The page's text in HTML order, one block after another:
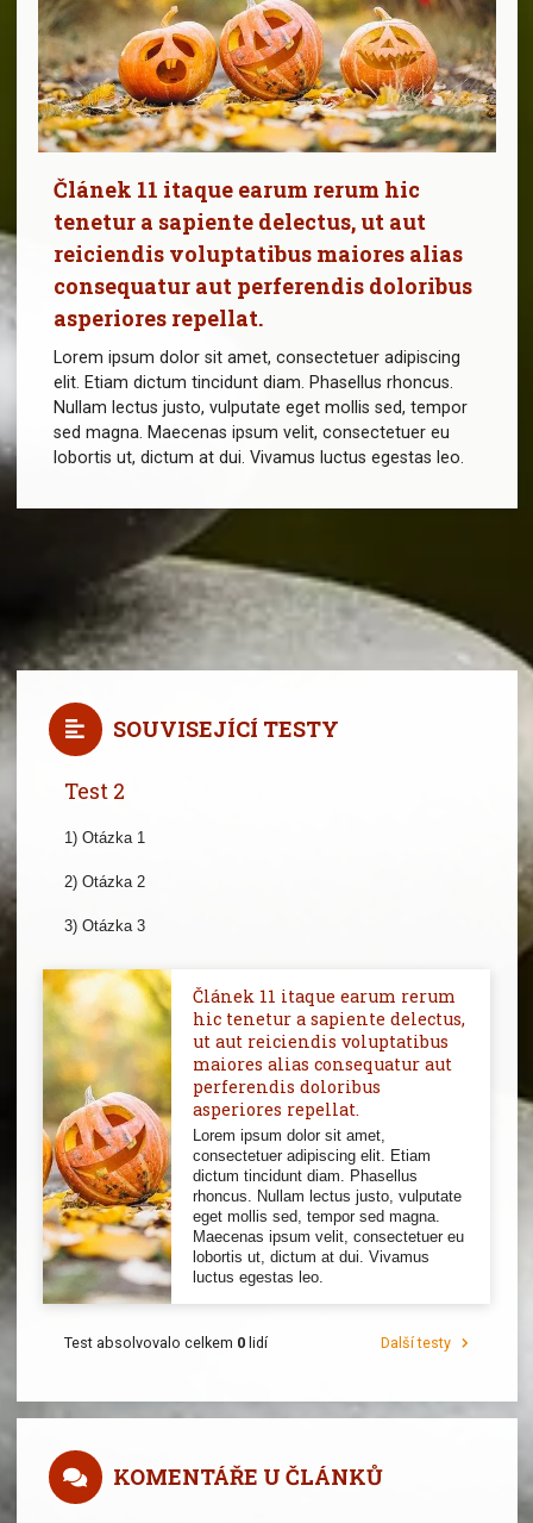
Článek 11 itaque earum rerum hic
tenetur a sapiente delectus, ut aut
reiciendis voluptatibus maiores alias
consequatur aut perferendis doloribus
asperiores repellat.
Lorem ipsum dolor sit amet, consectetuer adipiscing
elit. Etiam dictum tincidunt diam. Phasellus rhoncus.
Nullam lectus justo, vulputate eget mollis sed, tempor
sed magna. Maecenas ipsum velit, consectetuer eu
lobortis ut, dictum at dui. Vivamus luctus egestas leo.
SOUVISEJÍCÍ TESTY
Test 2
1) Otázka 1
2) Otázka 2
3) Otázka 3
Článek 11 itaque earum rerum
hic tenetur a sapiente delectus,
ut aut reiciendis voluptatibus
maiores alias consequatur aut
perferendis doloribus
asperiores repellat.
Lorem ipsum dolor sit amet,
consectetuer adipiscing elit. Etiam
dictum tincidunt diam. Phasellus
rhoncus. Nullam lectus justo, vulputate
eget mollis sed, tempor sed magna.
Maecenas ipsum velit, consectetuer eu
lobortis ut, dictum at dui. Vivamus
luctus egestas leo.
Test absolvovalo celkem 0 lidí Další testy
KOMENTÁŘE U ČLÁNKŮ